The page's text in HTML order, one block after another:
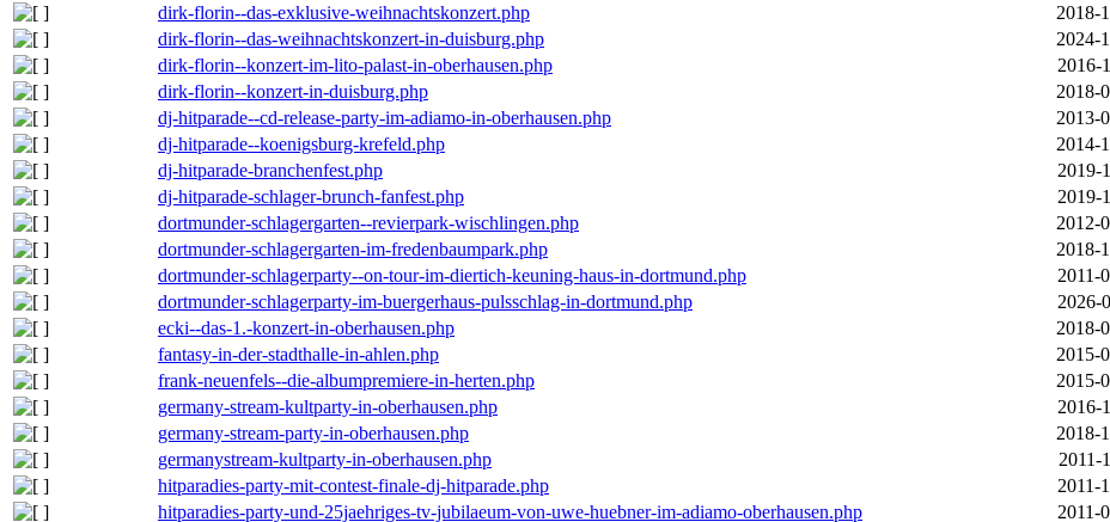
dirk-florin--das-exklusive-weihnachtskonzert.php
2018-
dirk-florin--das-weihnachtskonzert-in-duisburg.php
2024-
dirk-florin--konzert-im-lito-palast-in-oberhausen.php
2016-
dirk-florin--konzert-in-duisburg.php
2018-
dj-hitparade--cd-release-party-im-adiamo-in-oberhausen.php
2013-
dj-hitparade--koenigsburg-krefeld.php
2014-
dj-hitparade-branchenfest.php
2019-
dj-hitparade-schlager-brunch-fanfest.php
2019-
dortmunder-schlagergarten--revierpark-wischlingen.php
2012-
dortmunder-schlagergarten-im-fredenbaumpark.php
2018-
dortmunder-schlagerparty--on-tour-im-diertich-keuning-haus-in-dortmund.php
2011-
dortmunder-schlagerparty-im-buergerhaus-pulsschlag-in-dortmund.php
2026-
ecki--das-1.-konzert-in-oberhausen.php
2018-
fantasy-in-der-stadthalle-in-ahlen.php
2015-
frank-neuenfels--die-albumpremiere-in-herten.php
2015-
germany-stream-kultparty-in-oberhausen.php
2016-
germany-stream-party-in-oberhausen.php
2018-
germanystream-kultparty-in-oberhausen.php
2011-
hitparadies-party-mit-contest-finale-dj-hitparade.php
2011-
hitparadies-party-und-25jaehriges-tv-jubilaeum-von-uwe-huebner-im-adiamo-oberhausen.php
2011-